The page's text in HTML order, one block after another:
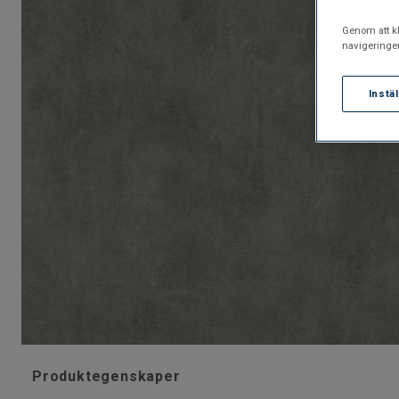
Produktegenskaper
Genom att